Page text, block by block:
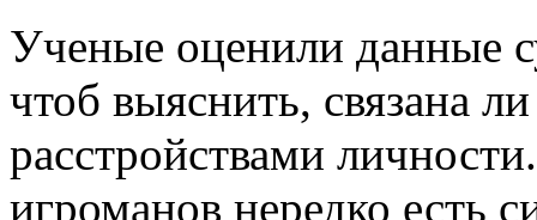
Ученые оценили данные
чтоб выяснить, связана
расстройствами
игроманов нередко есть